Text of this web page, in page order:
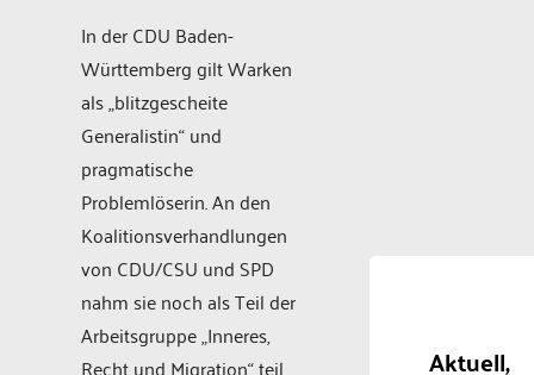
In der CDU Baden-
Württemberg gilt Warken
als „blitzgescheite
Generalistin“ und
pragmatische
Problemlöserin. An den
Koalitionsverhandlungen
von CDU/CSU und SPD
nahm sie noch als Teil der
Arbeitsgruppe „Inneres,
Recht und Migration“ teil.
Aktuell,